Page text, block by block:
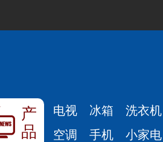
产
品
电视 冰箱 洗衣机
空调
手机 小家电